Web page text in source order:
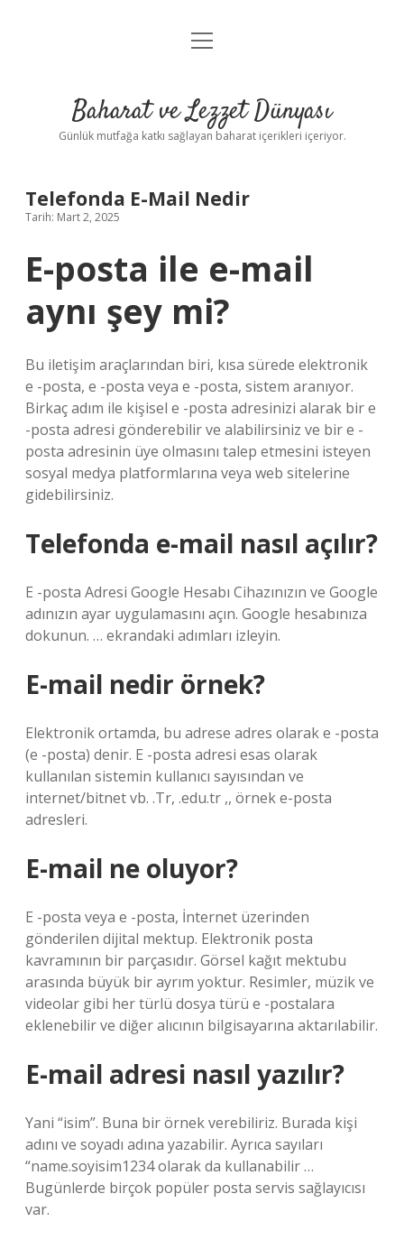
Anasayfa
Yasal Uyarı
menüyü
Baharat ve Lezzet Dünyası
Günlük mutfağa katkı sağlayan baharat içerikleri içeriyor.
Telefonda E-Mail Nedir
Tarih: Mart 2, 2025
E-posta ile e-mail
aynı şey mi?
Bu iletişim araçlarından biri, kısa sürede elektronik
e -posta, e -posta veya e -posta, sistem aranıyor.
Birkaç adım ile kişisel e -posta adresinizi alarak bir e
-posta adresi gönderebilir ve alabilirsiniz ve bir e -
posta adresinin üye olmasını talep etmesini isteyen
sosyal medya platformlarına veya web sitelerine
gidebilirsiniz.
Telefonda e-mail nasıl açılır?
E -posta Adresi Google Hesabı Cihazınızın ve Google
adınızın ayar uygulamasını açın. Google hesabınıza
dokunun. … ekrandaki adımları izleyin.
E-mail nedir örnek?
Elektronik ortamda, bu adrese adres olarak e -posta
(e -posta) denir. E -posta adresi esas olarak
kullanılan sistemin kullanıcı sayısından ve
internet/bitnet vb. .Tr, .edu.tr ,, örnek e-posta
adresleri.
E-mail ne oluyor?
E -posta veya e -posta, İnternet üzerinden
gönderilen dijital mektup. Elektronik posta
kavramının bir parçasıdır. Görsel kağıt mektubu
arasında büyük bir ayrım yoktur. Resimler, müzik ve
videolar gibi her türlü dosya türü e -postalara
eklenebilir ve diğer alıcının bilgisayarına aktarılabilir.
E-mail adresi nasıl yazılır?
Yani “isim”. Buna bir örnek verebiliriz. Burada kişi
adını ve soyadı adına yazabilir. Ayrıca sayıları
“name.soyisim1234 olarak da kullanabilir …
Bugünlerde birçok popüler posta servis sağlayıcısı
var.